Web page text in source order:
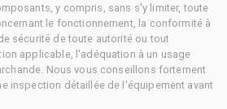
y compris, sans s'y limiter, toute
le fonctionnement, la conformité à
sécurité de toute autorité ou tout
applicable, l'adéquation à un usage
Nous vous conseillons fortement
inspection détaillée de l'équipement avant